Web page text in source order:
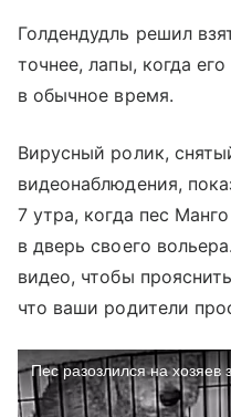
Голдендудль решил
точнее, лапы, когда
в обычное время.
Вирусный ролик,
видеонаблюдения,
7 утра, когда пес
в дверь своего
видео, чтобы
что ваши родители